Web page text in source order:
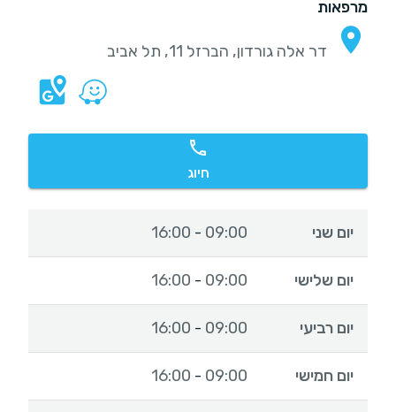
מרפאות
דר אלה גורדון, הברזל 11, תל אביב
חיוג
יום שני 09:00
-
16:00
יום שלישי 09:00
-
16:00
יום רביעי 09:00
-
16:00
יום חמישי 09:00
-
16:00